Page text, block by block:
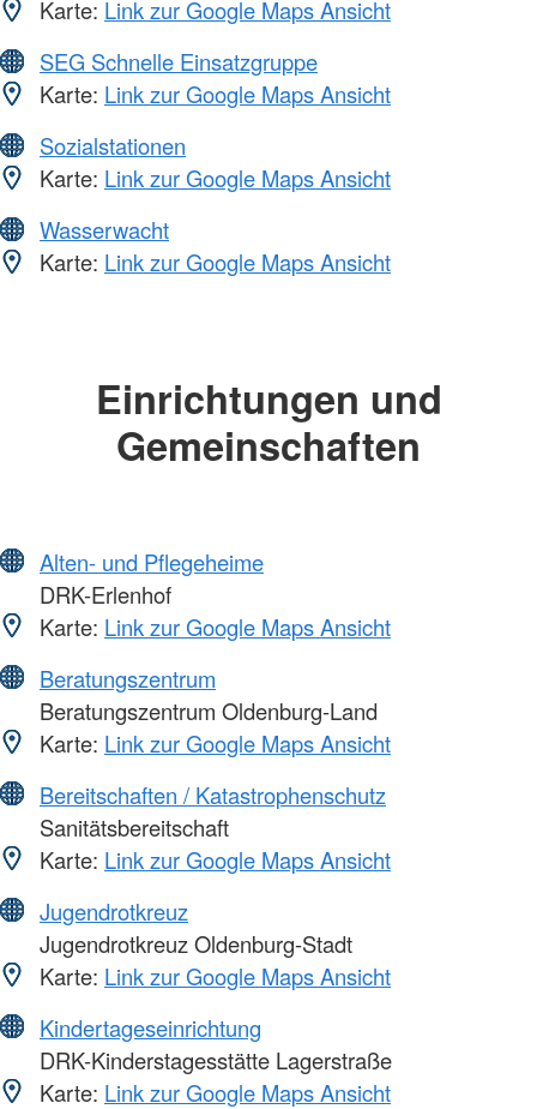
Karte: Link zur Google Maps Ansicht
SEG Schnelle Einsatzgruppe
Karte: Link zur Google Maps Ansicht
Sozialstationen
Karte: Link zur Google Maps Ansicht
Wasserwacht
Karte: Link zur Google Maps Ansicht
Einrichtungen und
Gemeinschaften
Alten- und Pflegeheime
DRK-Erlenhof
Karte: Link zur Google Maps Ansicht
Beratungszentrum
Beratungszentrum Oldenburg-Land
Karte: Link zur Google Maps Ansicht
Bereitschaften / Katastrophenschutz
Sanitätsbereitschaft
Karte: Link zur Google Maps Ansicht
Jugendrotkreuz
Jugendrotkreuz Oldenburg-Stadt
Karte: Link zur Google Maps Ansicht
Kindertageseinrichtung
DRK-Kinderstagesstätte Lagerstraße
Karte: Link zur Google Maps Ansicht